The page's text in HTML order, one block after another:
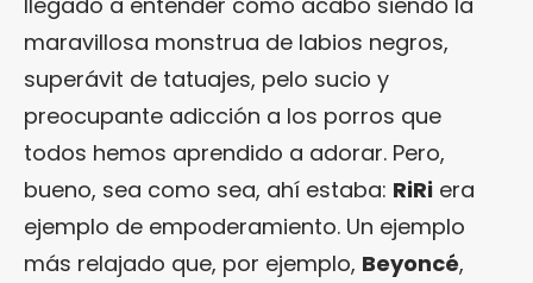
maravillosa monstrua de labios negros,
superávit de tatuajes, pelo sucio y
preocupante adicción a los porros que
todos hemos aprendido a adorar. Pero,
bueno, sea como sea, ahí estaba: RiRi era
ejemplo de empoderamiento. Un ejemplo
más relajado que, por ejemplo, Beyoncé,